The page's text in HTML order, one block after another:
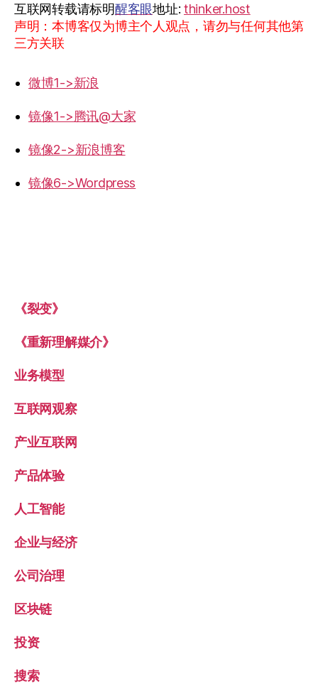
互联网转载请标明醒客眼地址: thinker.host
声明：本博客仅为博主个人观点，请勿与任何其他第
三方关联
微博1->新浪
镜像1->腾讯@大家
镜像2->新浪博客
镜像6->Wordpress
《裂变》
《重新理解媒介》
业务模型
互联网观察
产业互联网
产品体验
人工智能
企业与经济
公司治理
区块链
投资
搜索